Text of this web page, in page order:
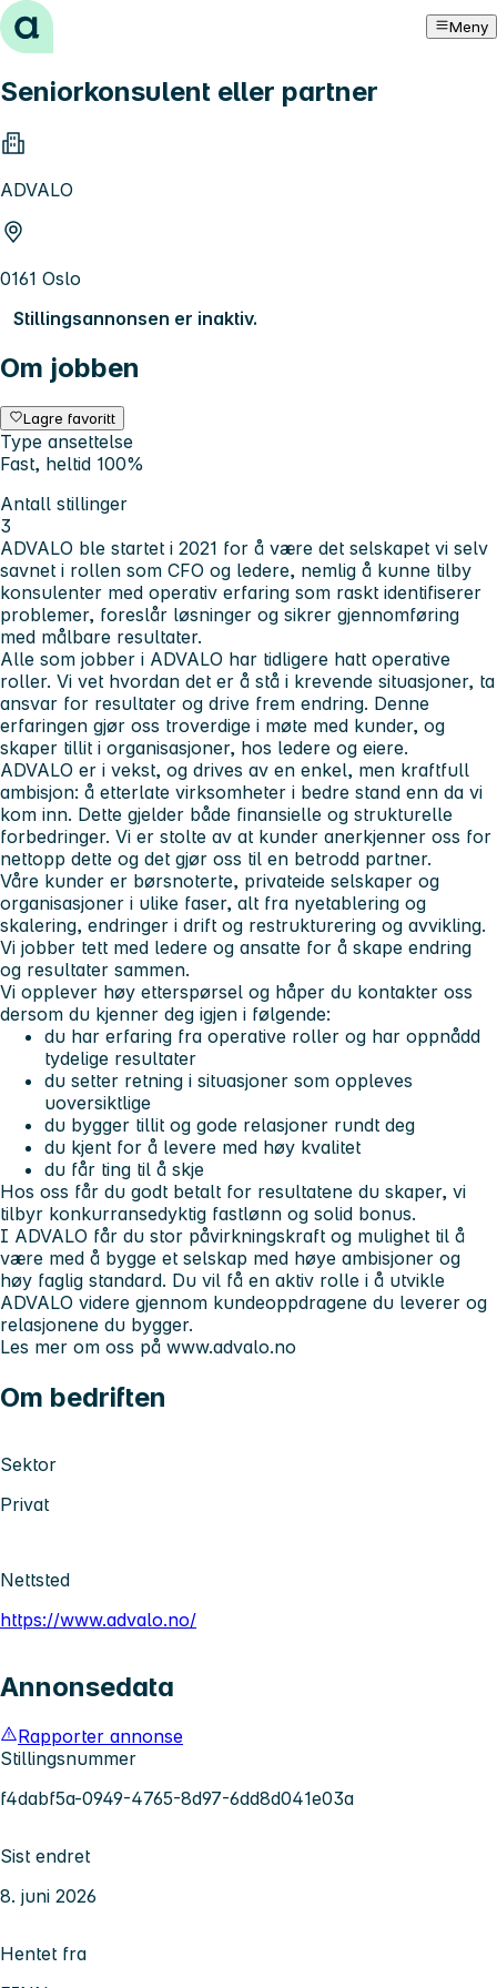
Hopp til innhold Meny
Seniorkonsulent eller partner
ADVALO
0161 Oslo
Stillingsannonsen er inaktiv.
Om jobben
Lagre favoritt
Type ansettelse
Fast, heltid 100%
Antall stillinger
3
ADVALO ble startet i 2021 for å være det selskapet vi selv
savnet i rollen som CFO og ledere, nemlig å kunne tilby
konsulenter med operativ erfaring som raskt identifiserer
problemer, foreslår løsninger og sikrer gjennomføring
med målbare resultater.
Alle som jobber i ADVALO har tidligere hatt operative
roller. Vi vet hvordan det er å stå i krevende situasjoner, ta
ansvar for resultater og drive frem endring. Denne
erfaringen gjør oss troverdige i møte med kunder, og
skaper tillit i organisasjoner, hos ledere og eiere.
ADVALO er i vekst, og drives av en enkel, men kraftfull
ambisjon: å etterlate virksomheter i bedre stand enn da vi
kom inn. Dette gjelder både finansielle og strukturelle
forbedringer. Vi er stolte av at kunder anerkjenner oss for
nettopp dette og det gjør oss til en betrodd partner.
Våre kunder er børsnoterte, privateide selskaper og
organisasjoner i ulike faser, alt fra nyetablering og
skalering, endringer i drift og restrukturering og avvikling.
Vi jobber tett med ledere og ansatte for å skape endring
og resultater sammen.
Vi opplever høy etterspørsel og håper du kontakter oss
dersom du kjenner deg igjen i følgende:
du har erfaring fra operative roller og har oppnådd
tydelige resultater
du setter retning i situasjoner som oppleves
uoversiktlige
du bygger tillit og gode relasjoner rundt deg
du kjent for å levere med høy kvalitet
du får ting til å skje
Hos oss får du godt betalt for resultatene du skaper, vi
tilbyr konkurransedyktig fastlønn og solid bonus.
I ADVALO får du stor påvirkningskraft og mulighet til å
være med å bygge et selskap med høye ambisjoner og
høy faglig standard. Du vil få en aktiv rolle i å utvikle
ADVALO videre gjennom kundeoppdragene du leverer og
relasjonene du bygger.
Les mer om oss på www.advalo.no
Om bedriften
Sektor
Privat
Nettsted
https://www.advalo.no/
Annonsedata
Rapporter annonse
Stillingsnummer
f4dabf5a-0949-4765-8d97-6dd8d041e03a
Sist endret
8. juni 2026
Hentet fra